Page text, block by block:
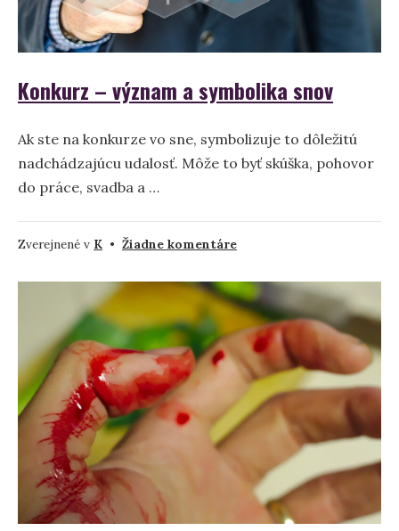
Konkurz – význam a symbolika snov
Ak ste na konkurze vo sne, symbolizuje to dôležitú
nadchádzajúcu udalosť. Môže to byť skúška, pohovor
do práce, svadba a …
Zverejnené v K • Žiadne komentárena
–
význam
a
symbolika
snov